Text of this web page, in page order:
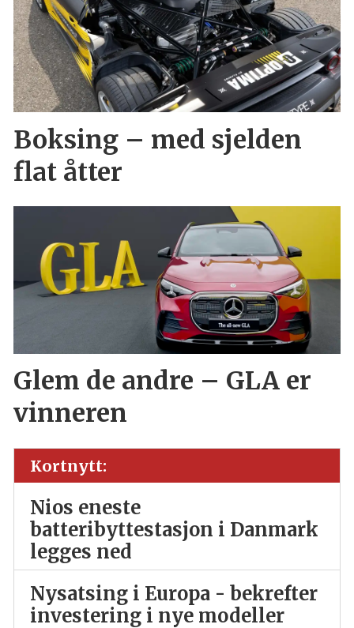
Boksing – med sjelden
flat åtter
Glem de andre – GLA er
vinneren
Kortnytt:
Nios eneste
batteribyttestasjon i Danmark
legges ned
Nysatsing i Europa - bekrefter
investering i nye modeller